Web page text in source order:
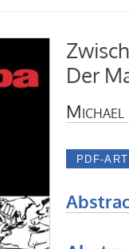
Der
Michael